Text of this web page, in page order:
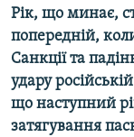
Рік, що минає,
попередній,
Санкції та
удару
що наступний
затягування